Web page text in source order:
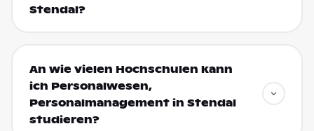
Stendal?
An wie vielen Hochschulen kann
ich Personalwesen,
Personalmanagement in Stendal
studieren?